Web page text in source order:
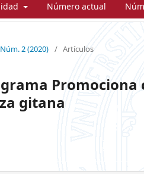
Número actual
2 (2020) / Artículos
gitana